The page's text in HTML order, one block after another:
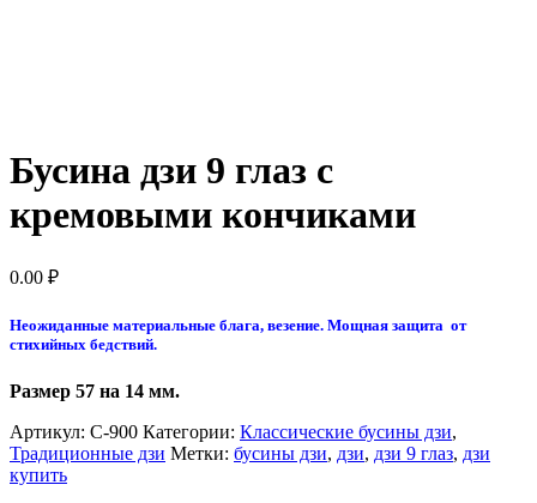
Бусина дзи 9 глаз с
кремовыми кончиками
0.00 ₽
Неожиданные материальные блага, везение. Мощная защита от
стихийных бедствий.
Размер 57 на 14 мм.
Артикул: С-900 Категории: Классические бусины дзи,
Традиционные дзи Метки: бусины дзи, дзи, дзи 9 глаз, дзи
купить